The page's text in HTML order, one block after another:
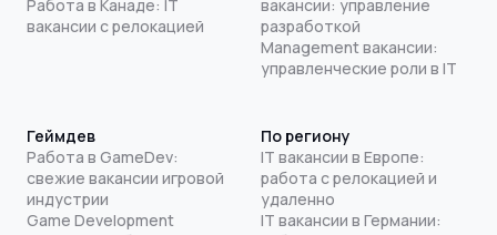
Работа в Канаде: IT
вакансии с релокацией
вакансии: управление
разработкой
Management вакансии:
управленческие роли в IT
Геймдев
Работа в GameDev:
свежие вакансии игровой
индустрии
Game Development
По региону
IT вакансии в Европе:
работа с релокацией и
удаленно
IT вакансии в Германии: